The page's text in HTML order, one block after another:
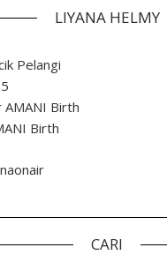
LIYANA HELMY
Pelangi
AMANI Birth
Birth
CARI